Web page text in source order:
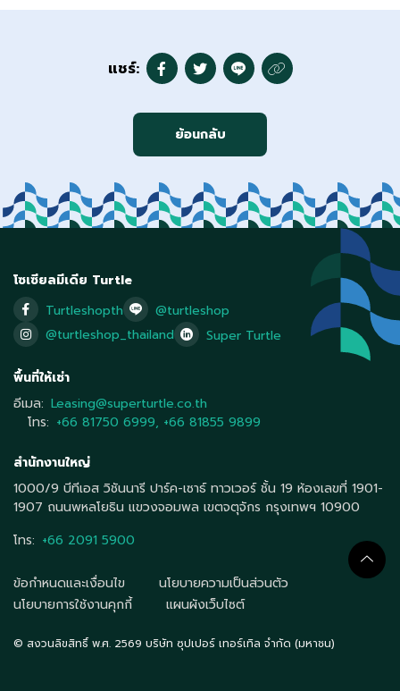
ย้อนกลับ
แชร์:
โซเซียลมีเดีย Turtle
Turtleshopth
@turtleshop
@turtleshop_thailand
Super Turtle
พื้นที่ให้เช่า
อีเมล: Leasing@superturtle.co.th
โทร: +66 81750 6999, +66 81855 9899
สำนักงานใหญ่
1000/9 บีทีเอส วิชันนารี ปาร์ค-เซาธ์ ทาวเวอร์ ชั้น 19 ห้องเลขที่ 1901-
1907 ถนนพหลโยธิน แขวงจอมพล เขตจตุจักร กรุงเทพฯ 10900
โทร: +66 2091 5900
ข้อกำหนดและเงื่อนไข
นโยบายความเป็นส่วนตัว
นโยบายการใช้งานคุกกี้
แผนผังเว็บไซต์
© สงวนลิขสิทธิ์ พ.ศ. 2569 บริษัท ซุปเปอร์ เทอร์เทิล จำกัด (มหาชน)